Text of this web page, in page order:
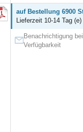
auf Bestellung 6900
Lieferzeit 10-14 Tag (e)
Benachrichtigung bei
Verfügbarkeit